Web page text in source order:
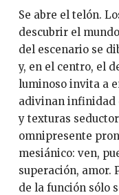
Se abre el telón. Los focos se encienden para
descubrir el
del escenario se
y, en el centro, el
luminoso invita a
adivinan infinidad
y texturas
omnipresente
mesiánico: ven,
superación, amor.
de la función sólo